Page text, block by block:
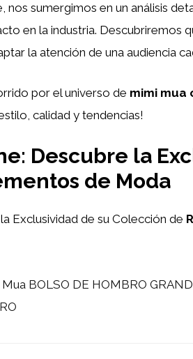
nos sumergimos en un análisis
en la industria. Descubriremos
la atención de una audiencia
por el universo de mimi mua
calidad y tendencias!
Descubre la
de Moda
Exclusividad de su Colección de
BOLSO DE HOMBRO